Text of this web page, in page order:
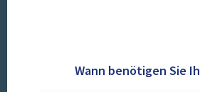
Wann benötigen Sie